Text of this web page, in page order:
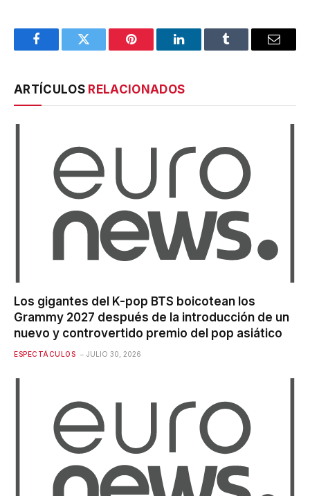
FacebookTwitter Pinterest LinkedInTumblr Email
ARTÍCULOS RELACIONADOS
Los gigantes del K-pop BTS boicotean los
Grammy 2027 después de la introducción de un
nuevo y controvertido premio del pop asiático
ESPECTÁCULOS JULIO 30, 2026